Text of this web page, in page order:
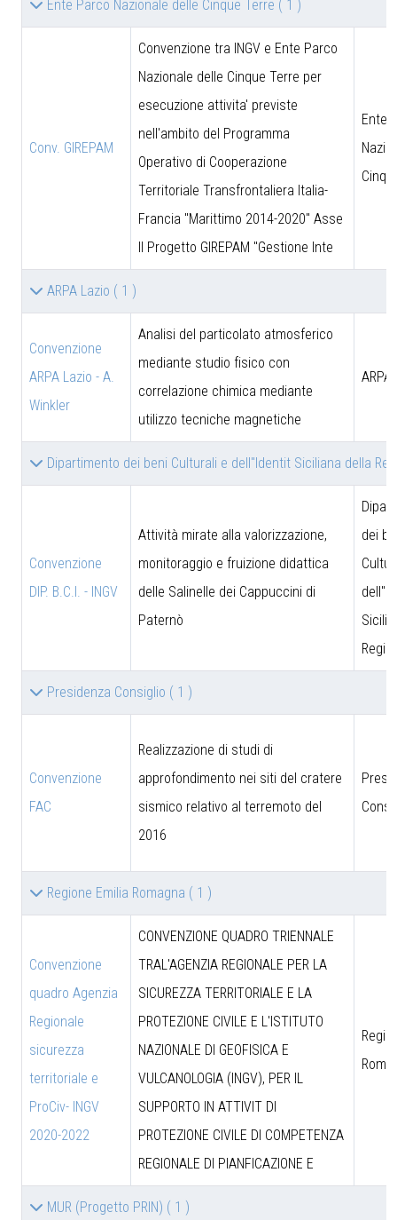
Ente Parco Nazionale delle Cinque Terre ( 1 )
Conv. GIREPAM
Convenzione tra INGV e Ente Parco
Nazionale delle Cinque Terre per
esecuzione attivita' previste
nell'ambito del Programma
Operativo di Cooperazione
Territoriale Transfrontaliera Italia-
Francia "Marittimo 2014-2020" Asse
II Progetto GIREPAM "Gestione Inte
Ente
ARPA Lazio ( 1 )
Convenzione
ARPA Lazio - A.
Winkler
Analisi del particolato atmosferico
mediante studio fisico con
correlazione chimica mediante
utilizzo tecniche magnetiche
ARPA
Dipartimento dei beni Culturali e dell''Identit Siciliana della
Convenzione
DIP. B.C.I. - INGV
Attività mirate alla valorizzazione,
monitoraggio e fruizione didattica
delle Salinelle dei Cappuccini di
Paternò
dei
Presidenza Consiglio ( 1 )
Convenzione
FAC
Realizzazione di studi di
approfondimento nei siti del cratere
sismico relativo al terremoto del
2016
Regione Emilia Romagna ( 1 )
Convenzione
quadro Agenzia
Regionale
sicurezza
territoriale e
ProCiv- INGV
2020-2022
CONVENZIONE QUADRO TRIENNALE
TRAL'AGENZIA REGIONALE PER LA
SICUREZZA TERRITORIALE E LA
PROTEZIONE CIVILE E L'ISTITUTO
NAZIONALE DI GEOFISICA E
VULCANOLOGIA (INGV), PER IL
SUPPORTO IN ATTIVIT DI
PROTEZIONE CIVILE DI COMPETENZA
REGIONALE DI PIANFICAZIONE E
MUR (Progetto PRIN) ( 1 )